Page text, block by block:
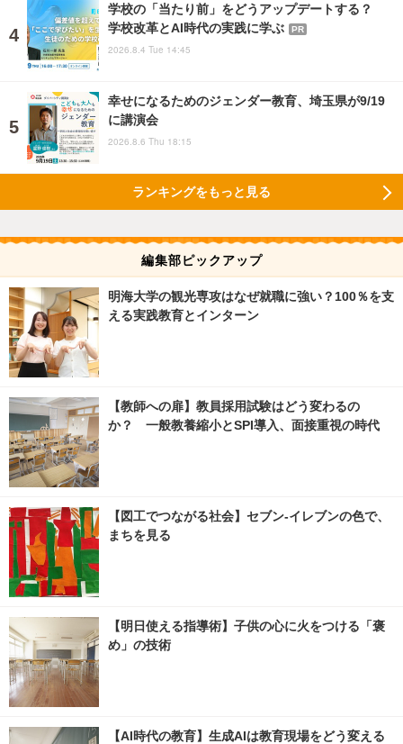
学校の「当たり前」をどうアップデートする？
学校改革とAI時代の実践に学ぶ
PR
2026.8.4 Tue 14:45
幸せになるためのジェンダー教育、埼玉県が9/19
に講演会
2026.8.6 Thu 18:15
ランキングをもっと見る
編集部ピックアップ
明海大学の観光専攻はなぜ就職に強い？100％を支
える実践教育とインターン
【教師への扉】教員採用試験はどう変わるの
か？ 一般教養縮小とSPI導入、面接重視の時代
【図工でつながる社会】セブン‐イレブンの色で、
まちを見る
【明日使える指導術】子供の心に火をつける「褒
め」の技術
【AI時代の教育】生成AIは教育現場をどう変える